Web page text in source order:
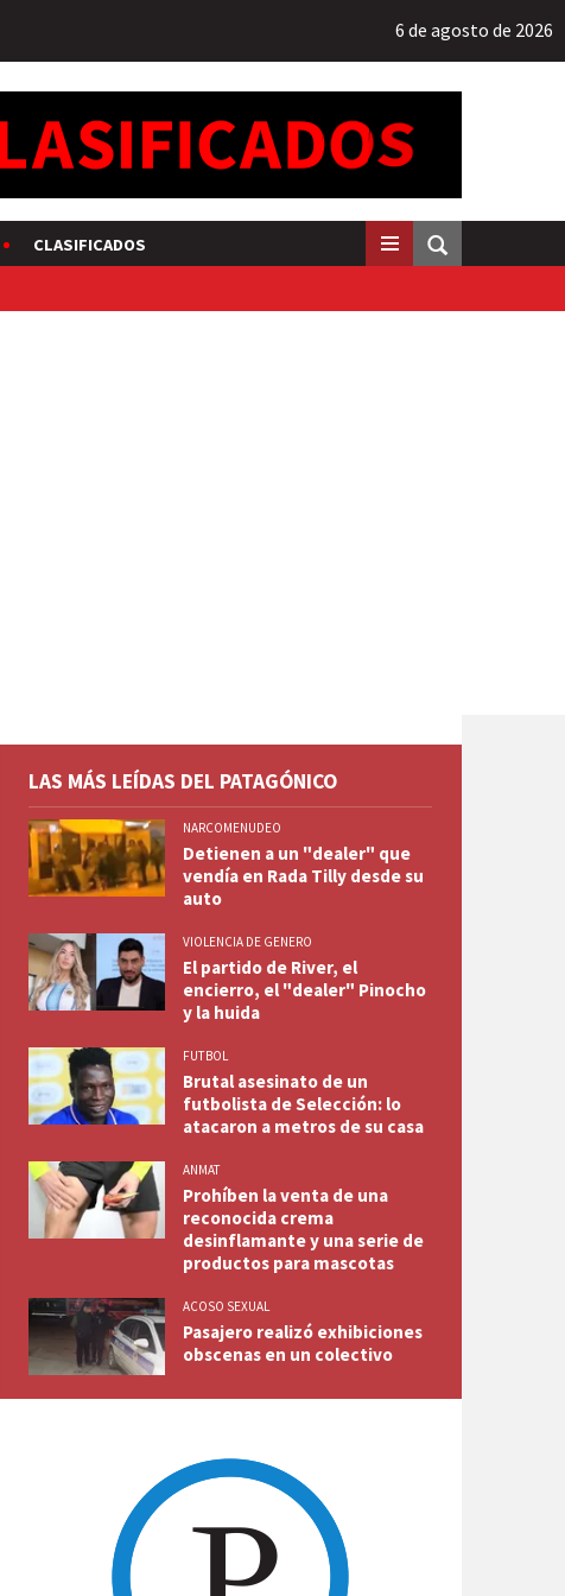
6 de agosto de 2026
CLASIFICADOS
LAS MÁS LEÍDAS DEL PATAGÓNICO
NARCOMENUDEO
Detienen a un "dealer" que
vendía en Rada Tilly desde su
auto
VIOLENCIA DE GENERO
El partido de River, el
encierro, el "dealer" Pinocho
y la huida
FUTBOL
Brutal asesinato de un
futbolista de Selección: lo
atacaron a metros de su casa
ANMAT
Prohíben la venta de una
reconocida crema
desinflamante y una serie de
productos para mascotas
ACOSO SEXUAL
Pasajero realizó exhibiciones
obscenas en un colectivo